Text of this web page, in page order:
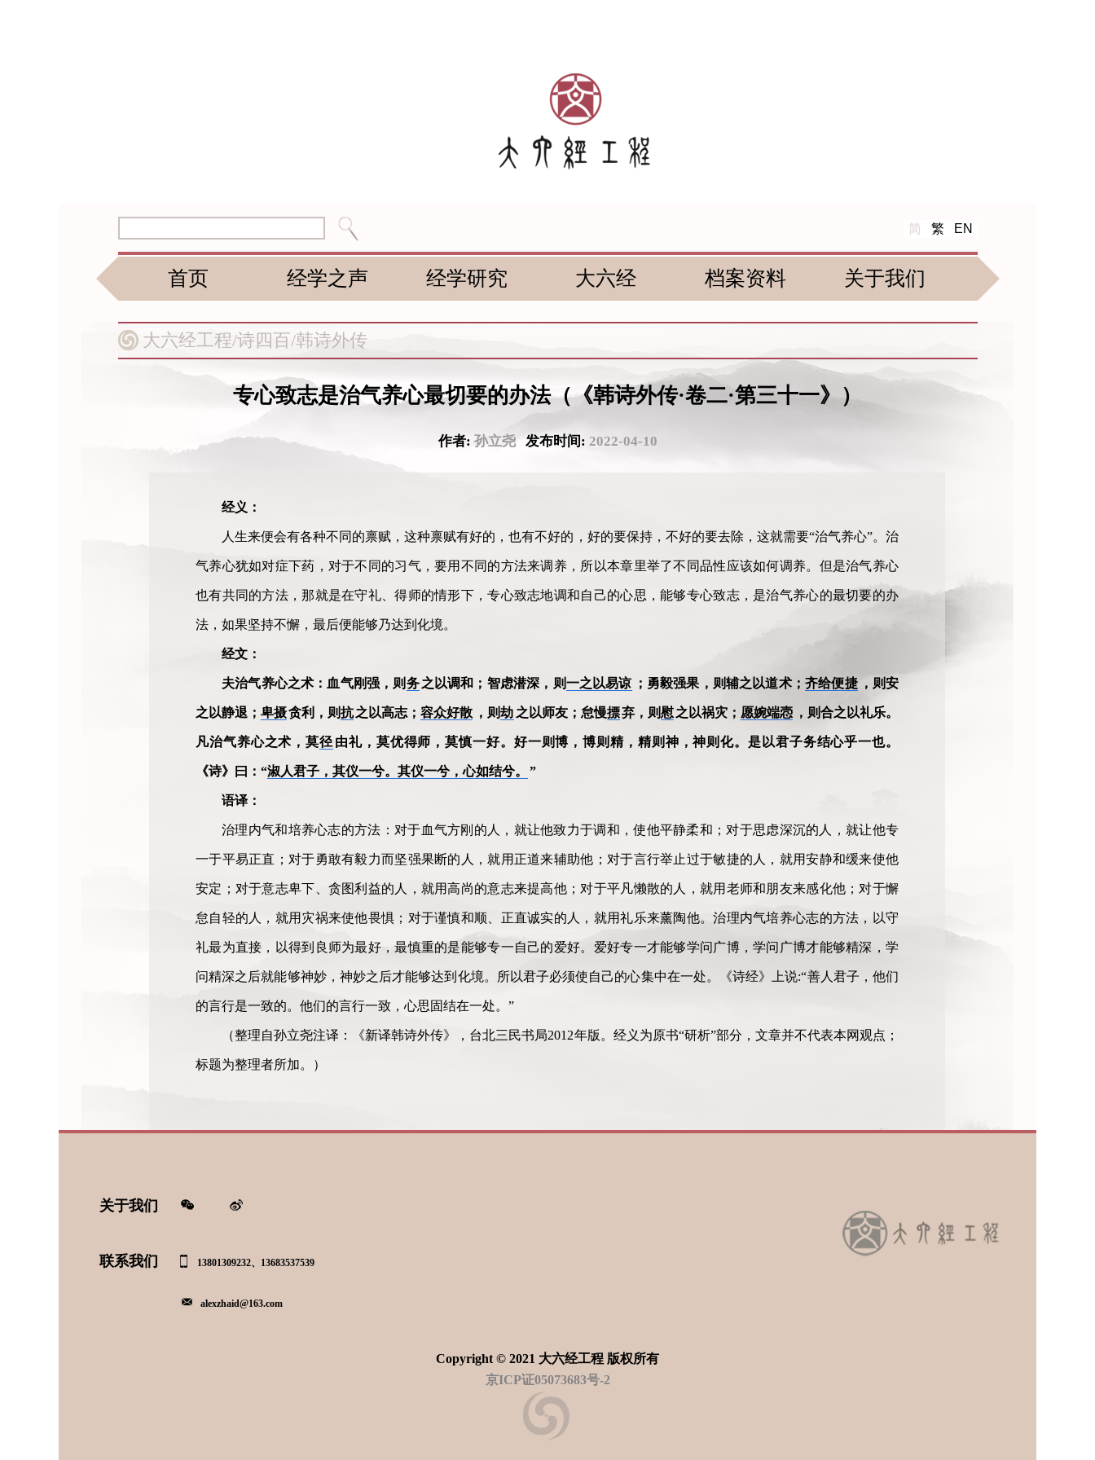
简 繁 EN
首页 经学之声 经学研究 大六经 档案资料 关于我们
大六经工程/诗四百/韩诗外传
专心致志是治气养心最切要的办法（《韩诗外传·卷二·第三十一》）
作者: 孙立尧发布时间: 2022-04-10
经义：
人生来便会有各种不同的禀赋，这种禀赋有好的，也有不好的，好的要保持，不好的要去除，这就需要“治气养心”。治
气养心犹如对症下药，对于不同的习气，要用不同的方法来调养，所以本章里举了不同品性应该如何调养。但是治气养心
也有共同的方法，那就是在守礼、得师的情形下，专心致志地调和自己的心思，能够专心致志，是治气养心的最切要的办
法，如果坚持不懈，最后便能够乃达到化境。
经文：
夫治气养心之术：血气刚强，则 务之以调和；智虑潜深，则一之以易谅 ；勇毅强果，则辅之以道术；齐给便捷 ，则安
之以静退；卑摄贪利，则抗之以高志；容众好散 ，则劫 之以师友；怠慢摽弃，则慰之以祸灾； 愿婉端悫 ，则合之以礼乐。
凡治气养心之术，莫径 由礼，莫优得师，莫慎一好。好一则博，博则精，精则神，神则化。是以君子务结心乎一也。
《诗》曰：“淑人君子，其仪一兮。其仪一兮，心如结兮。 ”
语译：
治理内气和培养心志的方法：对于血气方刚的人，就让他致力于调和，使他平静柔和；对于思虑深沉的人，就让他专
一于平易正直；对于勇敢有毅力而坚强果断的人，就用正道来辅助他；对于言行举止过于敏捷的人，就用安静和缓来使他
安定；对于意志卑下、贪图利益的人，就用高尚的意志来提高他；对于平凡懒散的人，就用老师和朋友来感化他；对于懈
怠自轻的人，就用灾祸来使他畏惧；对于谨慎和顺、正直诚实的人，就用礼乐来薰陶他。治理内气培养心志的方法，以守
礼最为直接，以得到良师为最好，最慎重的是能够专一自己的爱好。爱好专一才能够学问广博，学问广博才能够精深，学
问精深之后就能够神妙，神妙之后才能够达到化境。所以君子必须使自己的心集中在一处。《诗经》上说:“善人君子，他们
的言行是一致的。他们的言行一致，心思固结在一处。”
（整理自孙立尧注译：《新译韩诗外传》，台北三民书局2012年版。经义为原书“研析”部分，文章并不代表本网观点；
标题为整理者所加。）
关于我们
联系我们 13801309232、13683537539
alexzhaid@163.com
Copyright © 2021 大六经工程 版权所有
京ICP证05073683号-2